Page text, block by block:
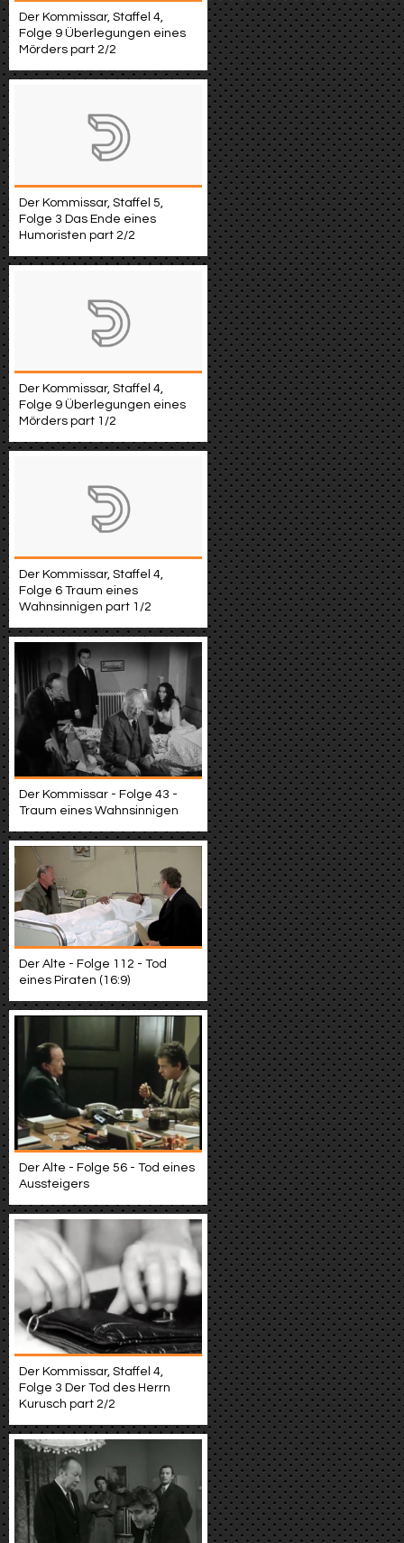
Der Kommissar, Staffel 4,
Folge 9 Überlegungen eines
Mörders part 2/2
Der Kommissar, Staffel 5,
Folge 3 Das Ende eines
Humoristen part 2/2
Der Kommissar, Staffel 4,
Folge 9 Überlegungen eines
Mörders part 1/2
Der Kommissar, Staffel 4,
Folge 6 Traum eines
Wahnsinnigen part 1/2
Der Kommissar - Folge 43 -
Traum eines Wahnsinnigen
Der Alte - Folge 112 - Tod
eines Piraten (16:9)
Der Alte - Folge 56 - Tod eines
Aussteigers
Der Kommissar, Staffel 4,
Folge 3 Der Tod des Herrn
Kurusch part 2/2